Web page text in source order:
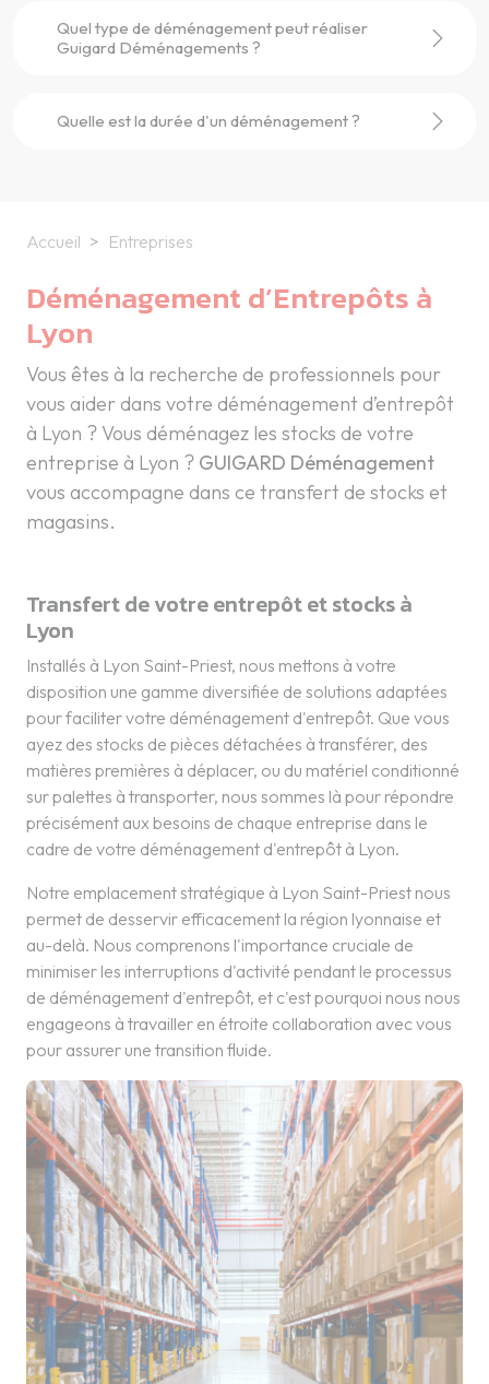
Quel type de déménagement peut réaliser
Guigard Déménagements ?
Quelle est la durée d'un déménagement ?
Accueil Entreprises
Déménagement d’Entrepôts à
Lyon
Vous êtes à la recherche de professionnels pour
vous aider dans votre déménagement d’entrepôt
à Lyon ? Vous déménagez les stocks de votre
entreprise à Lyon ? GUIGARD Déménagement
vous accompagne dans ce transfert de stocks et
magasins.
Transfert de votre entrepôt et stocks à
Lyon
Installés à Lyon Saint-Priest, nous mettons à votre
disposition une gamme diversifiée de solutions adaptées
pour faciliter votre déménagement d'entrepôt. Que vous
ayez des stocks de pièces détachées à transférer, des
matières premières à déplacer, ou du matériel conditionné
sur palettes à transporter, nous sommes là pour répondre
précisément aux besoins de chaque entreprise dans le
cadre de votre déménagement d'entrepôt à Lyon.
Notre emplacement stratégique à Lyon Saint-Priest nous
permet de desservir efficacement la région lyonnaise et
au-delà. Nous comprenons l'importance cruciale de
minimiser les interruptions d'activité pendant le processus
de déménagement d'entrepôt, et c'est pourquoi nous nous
engageons à travailler en étroite collaboration avec vous
pour assurer une transition fluide.